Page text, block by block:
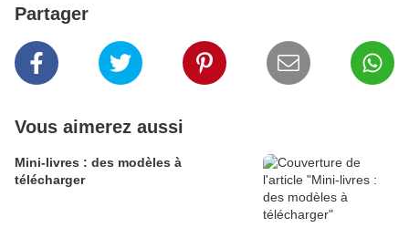
Partager
Vous aimerez aussi
Mini-livres : des modèles à
télécharger